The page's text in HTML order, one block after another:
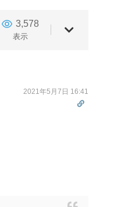
3,578
表示
2021年5月7日 16:41